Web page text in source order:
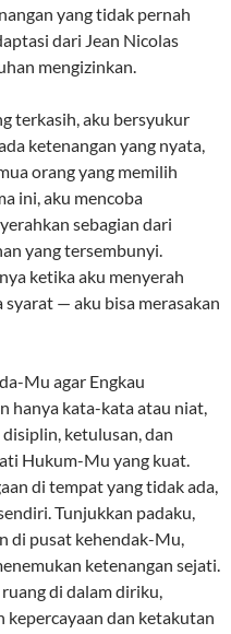
yang tidak pernah
dari Jean Nicolas
mengizinkan.
terkasih, aku bersyukur
ketenangan yang nyata,
orang yang memilih
ini, aku mencoba
sebagian dari
yang tersembunyi.
ketika aku menyerah
— aku bisa merasakan
Mu agar Engkau
hanya kata-kata atau niat,
ketulusan, dan
Hukum-Mu yang kuat.
di tempat yang tidak ada,
Tunjukkan padaku,
di pusat kehendak-Mu,
ketenangan sejati.
di dalam diriku,
kepercayaan dan ketakutan